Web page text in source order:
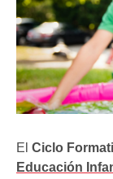
El Ciclo
Educación